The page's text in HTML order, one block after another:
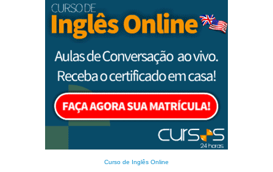
Curso de Inglês Online